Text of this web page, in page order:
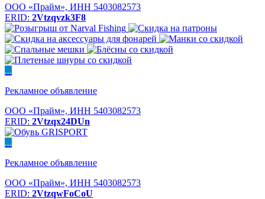
ООО «Прайм», ИНН 5403082573
ERID: 2Vtzqvzk3F8
...
Рекламное объявление
ООО «Прайм», ИНН 5403082573
ERID: 2Vtzqx24DUn
...
Рекламное объявление
ООО «Прайм», ИНН 5403082573
ERID: 2VtzqwFoCoU